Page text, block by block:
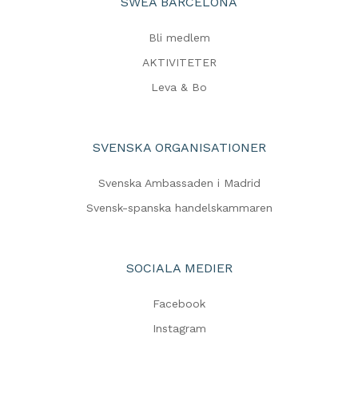
Bli medlem
AKTIVITETER
Leva & Bo
SVENSKA ORGANISATIONER
Svenska Ambassaden i Madrid
Svensk-spanska handelskammaren
SOCIALA MEDIER
Facebook
Instagram